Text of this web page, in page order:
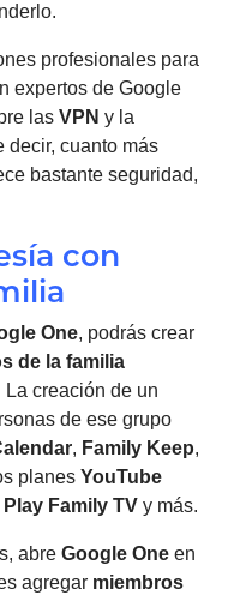
profesionales para
expertos de Google
las VPN y la
decir, cuanto más
bastante seguridad,
con
One, podrás crear
de la familia
La creación de un
de ese grupo
, Family Keep,
planes YouTube
Family TV y más.
abre Google One en
agregar miembros